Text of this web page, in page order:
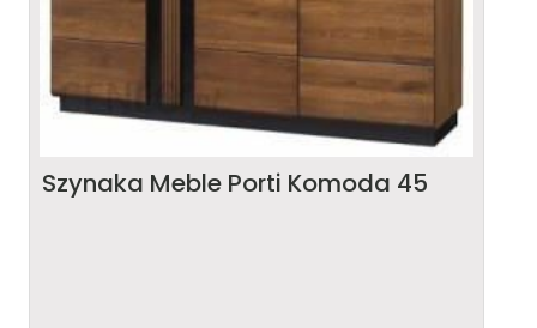
Szynaka Meble Porti Komoda 45